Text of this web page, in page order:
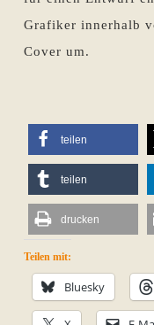
Grafiker innerhalb
Cover um.
teilen
teilen
drucken
Teilen mit:
Bluesky